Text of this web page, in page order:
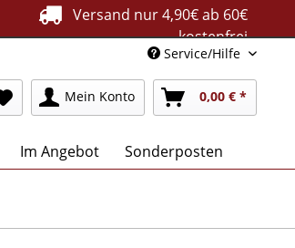
Versand nur 4,90€ ab 60€
kostenfrei
Service/Hilfe
Mein Konto 0,00 € *
Im Angebot Sonderposten